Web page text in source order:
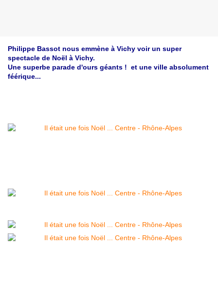
Philippe Bassot nous emmène à Vichy voir un super
spectacle de Noël à Vichy.
Une superbe parade d'ours géants ! et une ville absolument
féérique...